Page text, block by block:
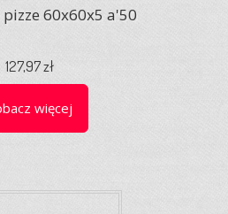
pizze 60x60x5 a'50
127,97 zł
więcej